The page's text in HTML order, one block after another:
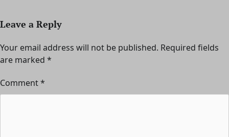
Leave a Reply
Your email address will not be published. Required fields
are marked *
Comment*